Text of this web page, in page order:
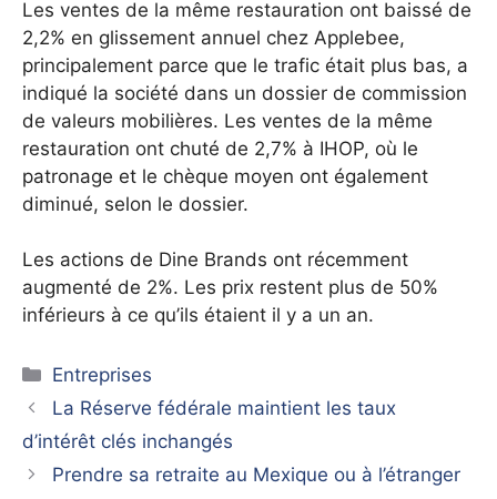
Les ventes de la même restauration ont baissé de
2,2% en glissement annuel chez Applebee,
principalement parce que le trafic était plus bas, a
indiqué la société dans un dossier de commission
de valeurs mobilières. Les ventes de la même
restauration ont chuté de 2,7% à IHOP, où le
patronage et le chèque moyen ont également
diminué, selon le dossier.
Les actions de Dine Brands ont récemment
augmenté de 2%. Les prix restent plus de 50%
inférieurs à ce qu’ils étaient il y a un an.
Catégories
Entreprises
La Réserve fédérale maintient les taux
d’intérêt clés inchangés
Prendre sa retraite au Mexique ou à l’étranger